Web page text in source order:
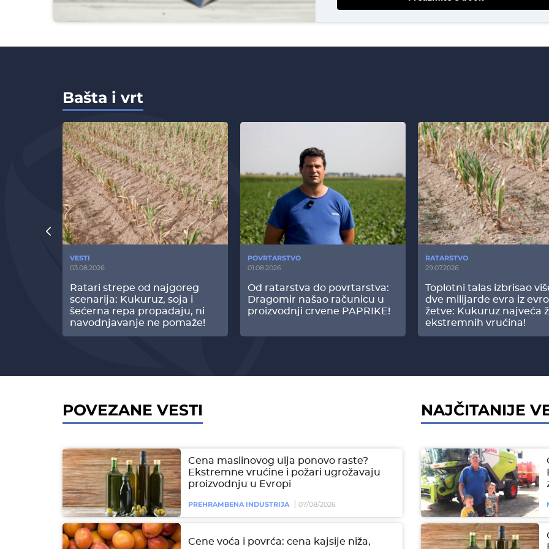
Bašta i vrt
VESTI
03.08.2026
Ratari strepe od najgoreg
scenarija: Kukuruz, soja i
šećerna repa propadaju, ni
navodnjavanje ne pomaže!
POVRTARSTVO
01.08.2026
Od ratarstva do povrtarstva:
Dragomir našao računicu u
proizvodnji crvene PAPRIKE!
RATARSTVO
29.07.2026
Toplotni talas izbrisao
dve milijarde evra iz
žetve: Kukuruz najveća
ekstremnih vrućina!
POVEZANE VESTI
Cena maslinovog ulja ponovo raste?
Ekstremne vrućine i požari ugrožavaju
proizvodnju u Evropi
PREHRAMBENA INDUSTRIJA 07/08/2026
Cene voća i povrća: cena kajsije niža,
NAJČITANIJE